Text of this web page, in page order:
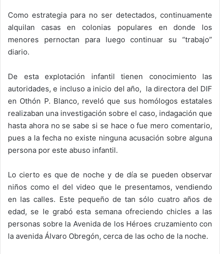
Como estrategia para no ser detectados, continuamente
alquilan casas en colonias populares en donde los
menores pernoctan para luego continuar su “trabajo”
diario.
De esta explotación infantil tienen conocimiento las
autoridades, e incluso a inicio del año, la directora del DIF
en Othón P. Blanco, reveló que sus homólogos estatales
realizaban una investigación sobre el caso, indagación que
hasta ahora no se sabe si se hace o fue mero comentario,
pues a la fecha no existe ninguna acusación sobre alguna
persona por este abuso infantil.
Lo cierto es que de noche y de día se pueden observar
niños como el del video que le presentamos, vendiendo
en las calles. Este pequeño de tan sólo cuatro años de
edad, se le grabó esta semana ofreciendo chicles a las
personas sobre la Avenida de los Héroes cruzamiento con
la avenida Álvaro Obregón, cerca de las ocho de la noche.